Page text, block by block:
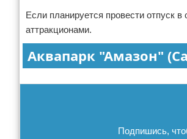
Если планируется провести отпуск
аттракционами.
Аквапарк "Амазон"
Подпишись,